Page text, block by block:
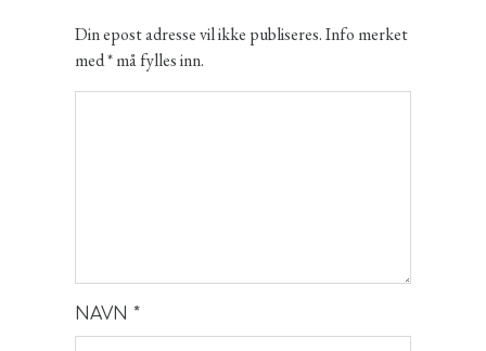
Din epost adresse vil ikke publiseres. Info merket
med * må fylles inn.
NAVN *